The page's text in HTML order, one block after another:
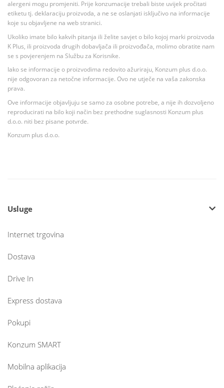
alergeni mogu promjeniti. Prije konzumacije trebali biste uvijek pročitati
etiketu tj. deklaraciju proizvoda, a ne se oslanjati isključivo na informacije
koje su objavljene na web stranici.
Ukoliko imate bilo kakvih pitanja ili želite savjet o bilo kojoj marki proizvoda
K Plus, ili proizvoda drugih dobavljača ili proizvođača, molimo obratite nam
se s povjerenjem na Službu za Korisnike.
Iako se informacije o proizvodima redovito ažuriraju, Konzum plus d.o.o.
nije odgovoran za netočne informacije. Ovo ne utječe na vaša zakonska
prava.
Ove informacije objavljuju se samo za osobne potrebe, a nije ih dozvoljeno
reproducirati na bilo koji način bez prethodne suglasnosti Konzum plus
d.o.o. niti bez pisane potvrde.
Konzum plus d.o.o.
Usluge
Internet trgovina
Dostava
Drive In
Express dostava
Pokupi
Konzum SMART
Mobilna aplikacija